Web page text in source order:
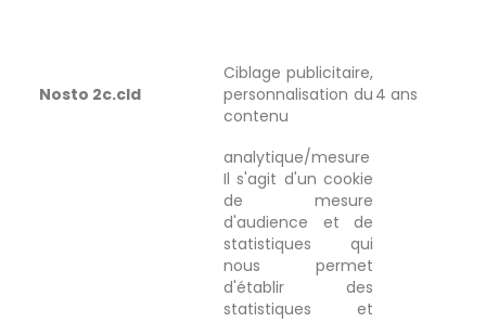
Nosto 2c.cld
Ciblage publicitaire,
personnalisation du
contenu
4 ans
analytique/mesure
Il s'agit d'un cookie
de mesure
d'audience et de
statistiques qui
nous permet
d'établir des
statistiques et